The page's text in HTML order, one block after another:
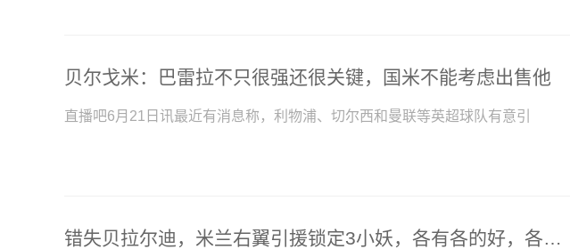
贝尔戈米：巴雷拉不只很强还很关键，国米不能考虑出售他
直播吧6月21日讯最近有消息称，利物浦、切尔西和曼联等英超球队有意引
错失贝拉尔迪，米兰右翼引援锁定3小妖，各有各的好，各有各的难